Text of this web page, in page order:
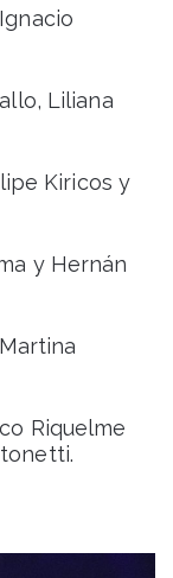
Liliana
Kiricos y
y Hernán
Riquelme